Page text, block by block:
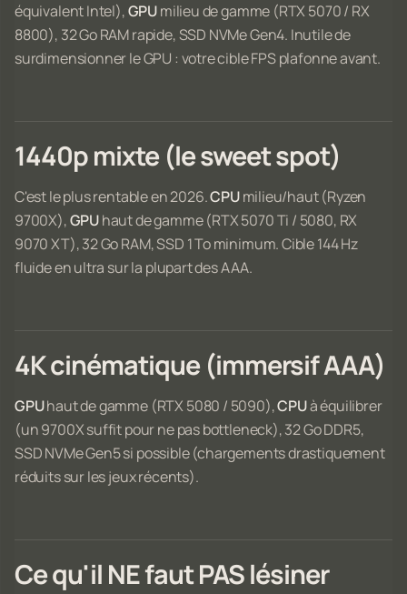
équivalent Intel),GPUmilieu de gamme (RTX 5070 / RX
8800), 32 Go RAM rapide, SSD NVMe Gen4. Inutile de
surdimensionner le GPU : votre cible FPS plafonne avant.
1440p mixte (le sweet spot)
C'est le plus rentable en 2026.CPUmilieu/haut (Ryzen
9700X),GPUhaut de gamme (RTX 5070 Ti / 5080, RX
9070 XT), 32 Go RAM, SSD 1 To minimum. Cible 144 Hz
fluide en ultra sur la plupart des AAA.
4K cinématique (immersif AAA)
GPUhaut de gamme (RTX 5080 / 5090),CPUà équilibrer
(un 9700X suffit pour ne pas bottleneck), 32 Go DDR5,
SSD NVMe Gen5 si possible (chargements drastiquement
réduits sur les jeux récents).
Ce qu'il NE faut PAS lésiner